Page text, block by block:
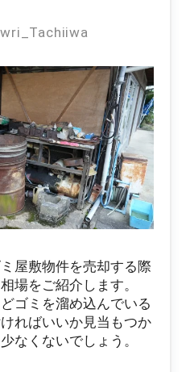
wri_Tachiiwa
屋敷物件を売却する際
場をご紹介します。
ゴミを溜め込んでいる
ればいいか見当もつか
なくないでしょう。